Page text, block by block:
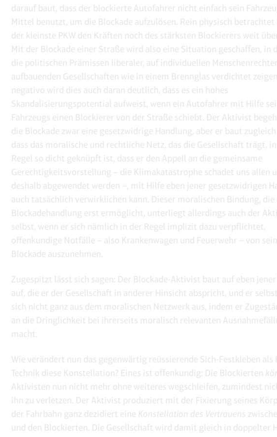
darauf baut, dass der blockierte Autofahrer nicht einfach sein
Mittel benutzt, um die Blockade aufzulösen. Rein physisch betrachtet
der kleinste PKW den Kräften noch des stärksten Blockierers weit
Mit der Blockade einer Straße wird also eine Situation geschaffen, in
die politischen Prämissen liberaler, auf individuellen
aufbauenden Gesellschaften wie in einem Brennglas verdichtet
negativo wird dies auch daran deutlich, dass es ein hohes
Skandalisierungspotential aufweist, wenn ein Autofahrer mit Hilfe
Fahrzeugs einen Blockierer von der Straße schiebt. Der Aktivist
die Blockade zwar eine gesetzwidrige Handlung, aber er baut
dass das moralische und rechtliche Netz, das die Gesellschaft trägt,
Regel so dicht geknüpft ist, dass er den Appell an die gemeinsame
Gerechtigkeitsvorstellung – die Klimakatastrophe schadet uns allen
deshalb abgewendet werden –, mit Hilfe eben jener gesetzwidrigen
auch tatsächlich verwirklichen kann. Dieser moralischen Bindung, die
Blockadehandlung erst ermöglicht, unterliegt allerdings auch der
selbst, wenn er sich nämlich in der Regel implizit dazu verpflichtet,
offenkundige Notfälle – also Krankenwagen und Feuerwehr – von
Blockade auszunehmen.
Zugespitzt lässt sich sagen: Der Blockade-Aktivist baut auf eben
auf, die er der Gesellschaft in anderer Hinsicht abspricht, und er
sich nicht ganz aus dem moralischen Netzwerk aus, indem er
an die Dringlichkeit bei ihrerseits moralisch relevanten
macht.
Wie verändert nun das gegenwärtig reüssierende Sich-Festkleben als
Technik diese Konstellation? Eines ist offenkundig: Die Blockierten
Aktivisten nun nicht mehr ohne weiteres wegschleifen, zumindest
ihn zu verletzen. Der Aktivist produziert mit der Fixierung seines
der Fahrbahn ganz dezidiert eine Konstellation des Vertrauens
und den Blockierten. Die Gesellschaft wird damit gleich in doppelter